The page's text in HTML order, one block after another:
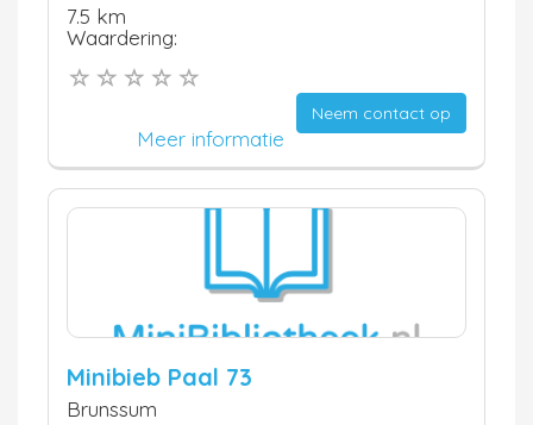
7.5 km
Waardering:
Neem contact op
Meer informatie
Minibieb Paal 73
Brunssum